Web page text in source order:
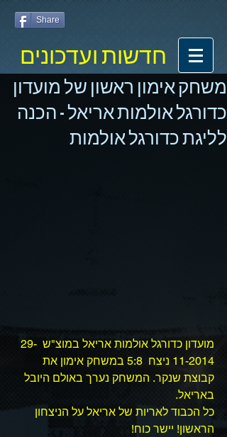
Share
חדשות ועדכונים
משחק אימון ראשון של מועדון
כדורגל אולמות אריאל - הכנה
לליגת כדורגל אולמות
מועדון כדורגל אולמות אריאל במוצ"ש  29-
11-2014 ניצח  5:8 במשחק אימון את
קבוצת שנקר. המשחק נערך באולם היובל
באריאל.
כל הכבוד לאריות של אריאל על הניצחון
הראשון! יישר כוח!